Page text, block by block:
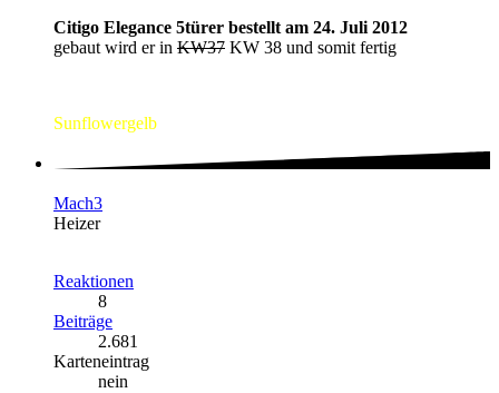
Citigo Elegance 5türer bestellt am 24. Juli 2012
gebaut wird er in KW37 KW 38 und somit fertig
Sunflowergelb
Mach3
Heizer
Reaktionen
8
Beiträge
2.681
Karteneintrag
nein